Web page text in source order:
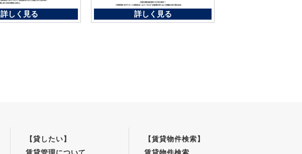
詳しく見る 詳しく見る
【貸したい】
賃貸管理について
【賃貸物件検索】
賃貸物件検索